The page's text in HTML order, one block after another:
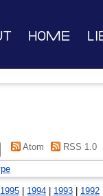
Home
Atom RSS 1.0
1995 1994 1993 1992